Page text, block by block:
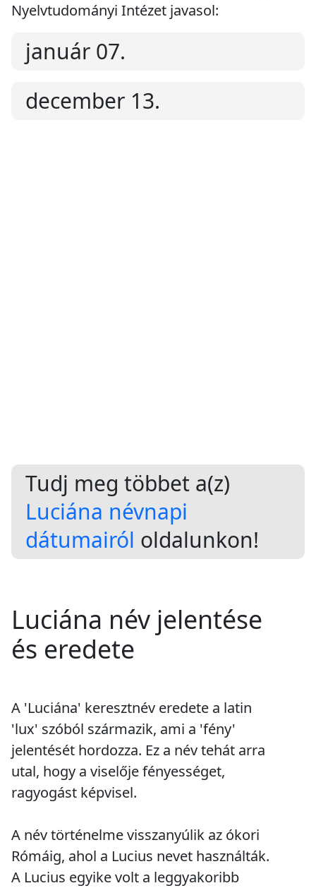
Nyelvtudományi Intézet javasol:
január 07.
december 13.
Tudj meg többet a(z)
Luciána névnapi
dátumairól oldalunkon!
Luciána név jelentése
és eredete
A 'Luciána' keresztnév eredete a latin
'lux' szóból származik, ami a 'fény'
jelentését hordozza. Ez a név tehát arra
utal, hogy a viselője fényességet,
ragyogást képvisel.
A név történelme visszanyúlik az ókori
Rómáig, ahol a Lucius nevet használták.
A Lucius egyike volt a leggyakoribb